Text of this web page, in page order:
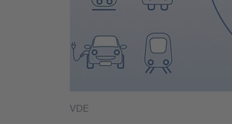
Mobility
Standards
VDE